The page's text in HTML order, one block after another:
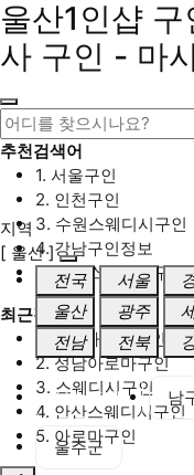
울산1인샵
사 구인 - 마
추천검색어
1. 서울구인
2. 인천구인
3. 수원스웨디시구인
4. 강남구인정보
5. 동탄스웨디시구인
최근검색어
1. 일산마사지구인
2. 성남아로마구인
3. 스웨디시구인
4. 안산스웨디시구인
5. 아로마구인
지역
[ 울산 ]
전국
서울
울산
광주
전남
전북
울산 전체 남
울주군